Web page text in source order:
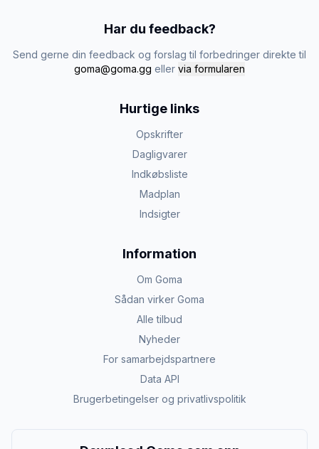
Har du feedback?
Send gerne din feedback og forslag til forbedringer direkte til
goma@goma.gg eller via formularen
Hurtige links
Opskrifter
Dagligvarer
Indkøbsliste
Madplan
Indsigter
Information
Om Goma
Sådan virker Goma
Alle tilbud
Nyheder
For samarbejdspartnere
Data API
Brugerbetingelser og privatlivspolitik